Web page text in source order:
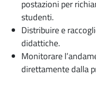
postazioni per
studenti.
Distribuire e
didattiche.
Monitorare
direttamente dalla